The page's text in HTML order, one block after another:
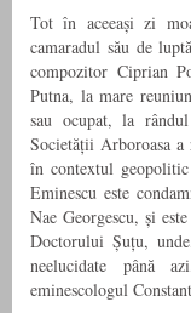
Tot în aceeași zi
camaradul său de
compozitor Ciprian
Putna, la mare
sau ocupat, la
Societății Arboroasa
în contextul
Eminescu este
Nae Georgescu, și
Doctorului Șuțu,
neelucidate până
eminescologul